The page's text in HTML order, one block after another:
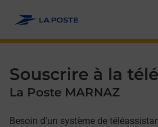
Souscrire à la
La Poste MARNAZ
Besoin d'un système de